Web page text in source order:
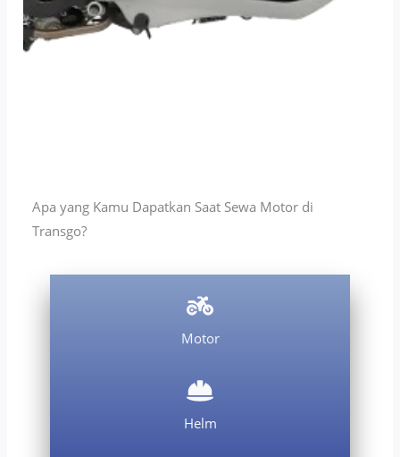
Apa yang Kamu Dapatkan Saat Sewa Motor di
Transgo?
Motor
Helm